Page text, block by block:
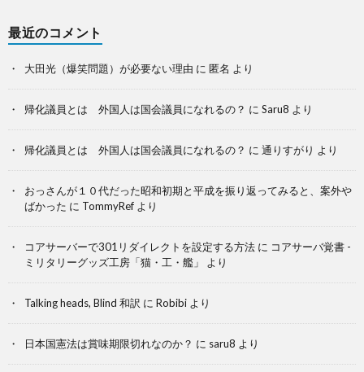
最近のコメント
大田光（爆笑問題）が必要ない理由 に 匿名 より
帰化議員とは 外国人は国会議員になれるの？ に Saru8 より
帰化議員とは 外国人は国会議員になれるの？ に 通りすがり より
おっさんが１０代だった昭和初期と平成を振り返ってみると、案外や
ばかった に TommyRef より
コアサーバーで301リダイレクトを設定する方法 に コアサーバ覚書 -
ミリタリーグッズ工房「猫・工・艦」
より
Talking heads, Blind 和訳 に Robibi より
日本国憲法は賞味期限切れなのか？ に saru8 より